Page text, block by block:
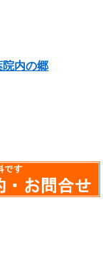
院内の郷